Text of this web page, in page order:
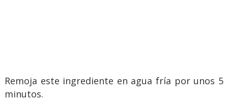
Remoja este ingrediente en agua fría por unos 5
minutos.